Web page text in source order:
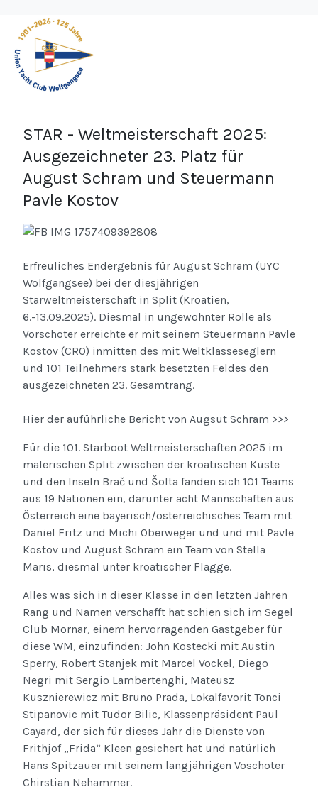
STAR - Weltmeisterschaft 2025:
Ausgezeichneter 23. Platz für
August Schram und Steuermann
Pavle Kostov
Erfreuliches Endergebnis für August Schram (UYC
Wolfgangsee) bei der diesjährigen
Starweltmeisterschaft in Split (Kroatien,
6.-13.09.2025). Diesmal in ungewohnter Rolle als
Vorschoter erreichte er mit seinem Steuermann Pavle
Kostov (CRO) inmitten des mit Weltklasseseglern
und 101 Teilnehmers stark besetzten Feldes den
ausgezeichneten 23. Gesamtrang.
Hier der auführliche Bericht von Augsut Schram >>>
Für die 101. Starboot Weltmeisterschaften 2025 im
malerischen Split zwischen der kroatischen Küste
und den Inseln Brač und Šolta fanden sich 101 Teams
aus 19 Nationen ein, darunter acht Mannschaften aus
Österreich eine bayerisch/österreichisches Team mit
Daniel Fritz und Michi Oberweger und und mit Pavle
Kostov und August Schram ein Team von Stella
Maris, diesmal unter kroatischer Flagge.
Alles was sich in dieser Klasse in den letzten Jahren
Rang und Namen verschafft hat schien sich im Segel
Club Mornar, einem hervorragenden Gastgeber für
diese WM, einzufinden: John Kostecki mit Austin
Sperry, Robert Stanjek mit Marcel Vockel, Diego
Negri mit Sergio Lambertenghi, Mateusz
Kusznierewicz mit Bruno Prada, Lokalfavorit Tonci
Stipanovic mit Tudor Bilic, Klassenpräsident Paul
Cayard, der sich für dieses Jahr die Dienste von
Frithjof „Frida“ Kleen gesichert hat und natürlich
Hans Spitzauer mit seinem langjährigen Voschoter
Chirstian Nehammer.